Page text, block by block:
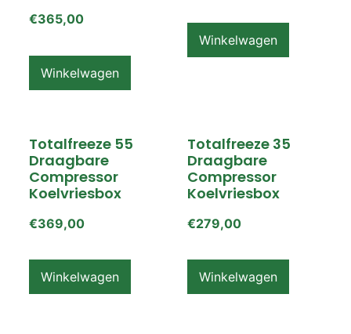
€365,00
Winkelwagen
Winkelwagen
Totalfreeze 55
Draagbare
Compressor
Koelvriesbox
€369,00
Winkelwagen
Totalfreeze 35
Draagbare
Compressor
Koelvriesbox
€279,00
Winkelwagen